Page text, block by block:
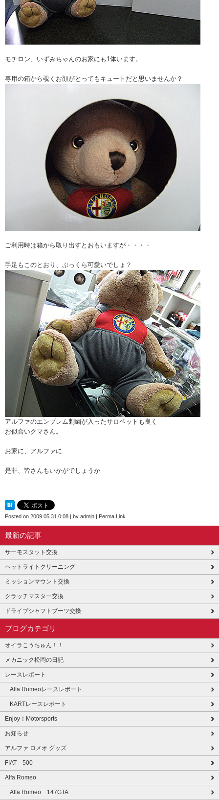
モチロン、いずみちゃんのお家にも1体います。
専用の箱から覗くお顔がとってもキュートだと思いませんか？
ご利用時は箱から取り出すとおもいますが・・・・
手足もこのとおり、ぷっくら可愛いでしょ？
アルファのエンブレム刺繍が入ったサロペットも良く
お似合いクマさん。
お家に、アルファに
是非、皆さんもいかがでしょうか
Posted on 2009.05.31 0:08 | by admin | Perma Link
最新の記事
サーモスタット交換
ヘットライトクリーニング
ミッションマウント交換
クラッチマスター交換
ドライブシャフトブーツ交換
ブログカテゴリ
オイラこうちゅん！！
メカニック松岡の日記
レースレポート
Alfa Romeoレースレポート
KARTレースレポート
Enjoy！Motorsports
お知らせ
アルファ ロメオ グッズ
FIAT 500
Alfa Romeo
Alfa Romeo 147GTA